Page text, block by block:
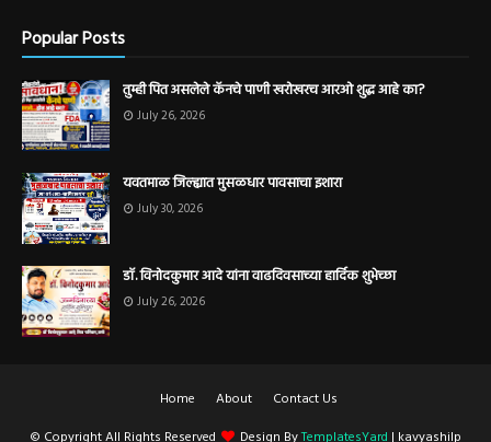
Popular Posts
तुम्ही पित असलेले कॅनचे पाणी खरोखरच आरओ शुद्ध आहे का?
July 26, 2026
यवतमाळ जिल्ह्यात मुसळधार पावसाचा इशारा
July 30, 2026
डॉ. विनोदकुमार आदे यांना वाढदिवसाच्या हार्दिक शुभेच्छा
July 26, 2026
Home About
Contact Us
© Copyright All Rights Reserved
Design ByTemplatesYard | kavyashilp